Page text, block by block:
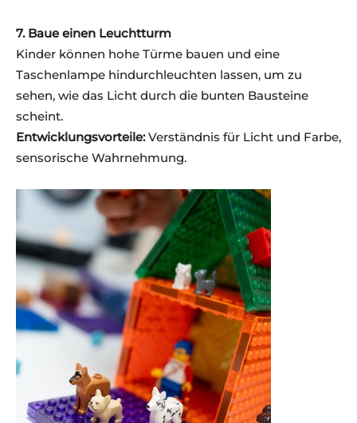
7. Baue einen Leuchtturm
Kinder können hohe Türme bauen und eine
Taschenlampe hindurchleuchten lassen, um zu
sehen, wie das Licht durch die bunten Bausteine
scheint.
Entwicklungsvorteile:Verständnis für Licht und Farbe,
sensorische Wahrnehmung.